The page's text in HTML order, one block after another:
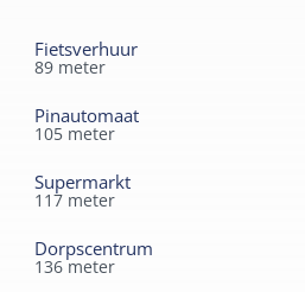
Fietsverhuur
89 meter
Pinautomaat
105 meter
Supermarkt
117 meter
Dorpscentrum
136 meter